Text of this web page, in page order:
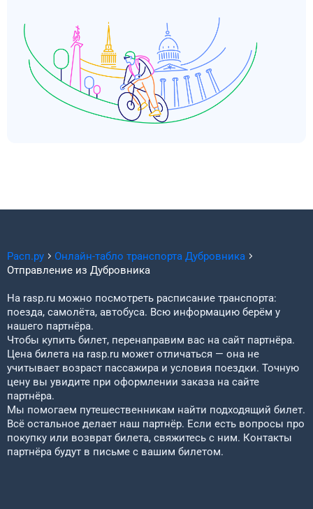
Расп.ру Онлайн-табло транспорта Дубровника
Отправление из Дубровника
На rasp.ru можно посмотреть расписание транспорта:
поезда, самолёта, автобуса. Всю информацию берём у
нашего партнёра.
Чтобы купить билет, перенаправим вас на сайт партнёра.
Цена билета на rasp.ru может отличаться — она не
учитывает возраст пассажира и условия поездки. Точную
цену вы увидите при оформлении заказа на сайте
партнёра.
Мы помогаем путешественникам найти подходящий билет.
Всё остальное делает наш партнёр. Если есть вопросы про
покупку или возврат билета, свяжитесь с ним. Контакты
партнёра будут в письме с вашим билетом.